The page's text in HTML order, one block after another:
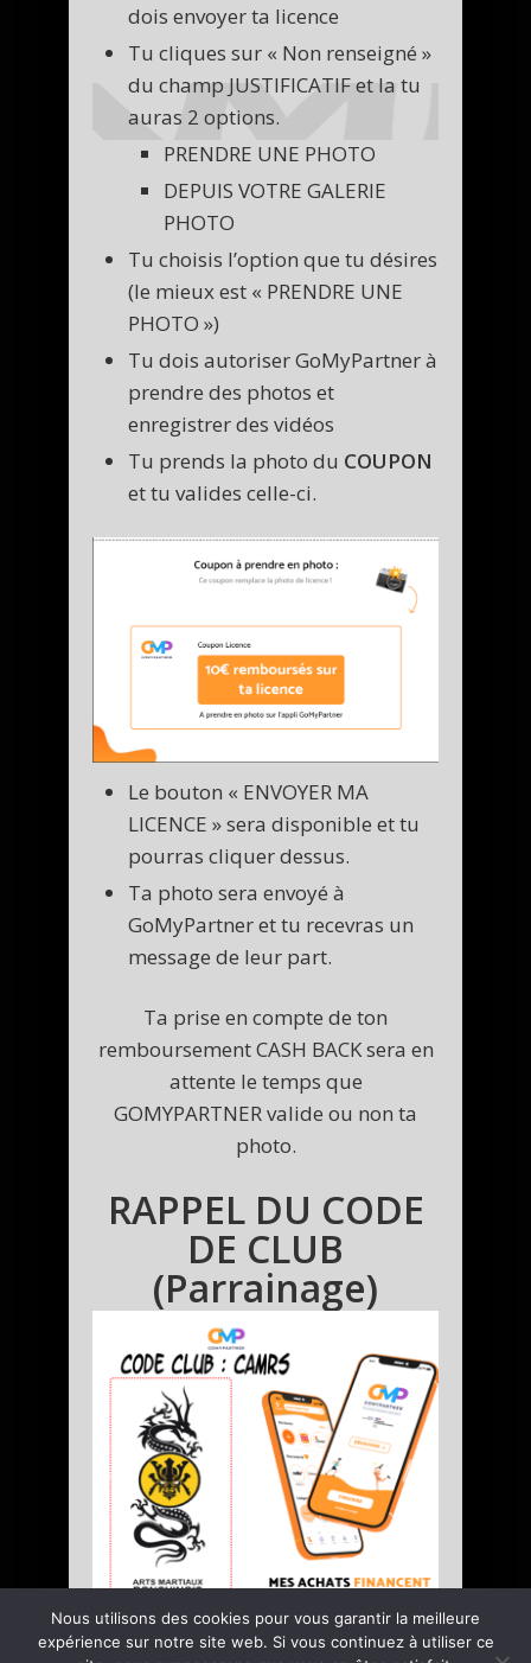
dois envoyer ta licence
Tu cliques sur « Non renseigné »
du champ JUSTIFICATIF et la tu
auras 2 options.
PRENDRE UNE PHOTO
DEPUIS VOTRE GALERIE
PHOTO
Tu choisis l’option que tu désires
(le mieux est « PRENDRE UNE
PHOTO »)
Tu dois autoriser GoMyPartner à
prendre des photos et
enregistrer des vidéos
Tu prends la photo du COUPON
et tu valides celle-ci.
Le bouton « ENVOYER MA
LICENCE » sera disponible et tu
pourras cliquer dessus.
Ta photo sera envoyé à
GoMyPartner et tu recevras un
message de leur part.
Ta prise en compte de ton
remboursement CASH BACK sera en
attente le temps que
GOMYPARTNER valide ou non ta
photo.
RAPPEL DU CODE
DE CLUB
(Parrainage)
Nous utilisons des cookies pour vous garantir la meilleure
expérience sur notre site web. Si vous continuez à utiliser ce